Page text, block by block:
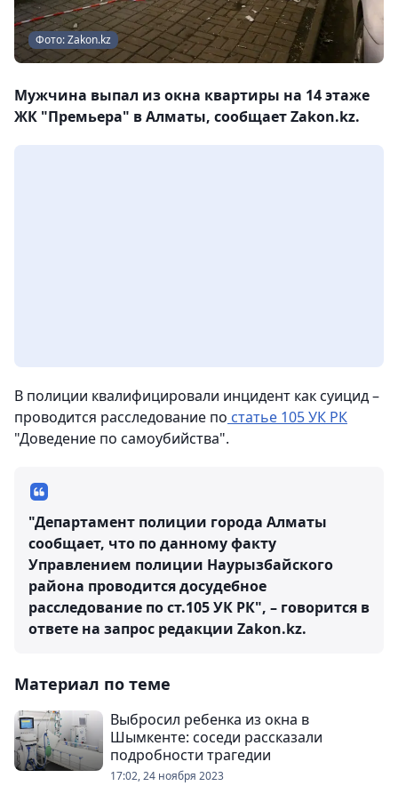
Фото: Zakon.kz
Мужчина выпал из окна квартиры на 14 этаже
ЖК "Премьера" в Алматы, сообщает Zakon.kz.
В полиции квалифицировали инцидент как суицид –
проводится расследование по статье 105 УК РК
"Доведение по самоубийства".
"Департамент полиции города Алматы
сообщает, что по данному факту
Управлением полиции Наурызбайского
района проводится досудебное
расследование по ст.105 УК РК", – говорится в
ответе на запрос редакции Zakon.kz.
Материал по теме
Выбросил ребенка из окна в
Шымкенте: соседи рассказали
подробности трагедии
17:02, 24 ноября 2023